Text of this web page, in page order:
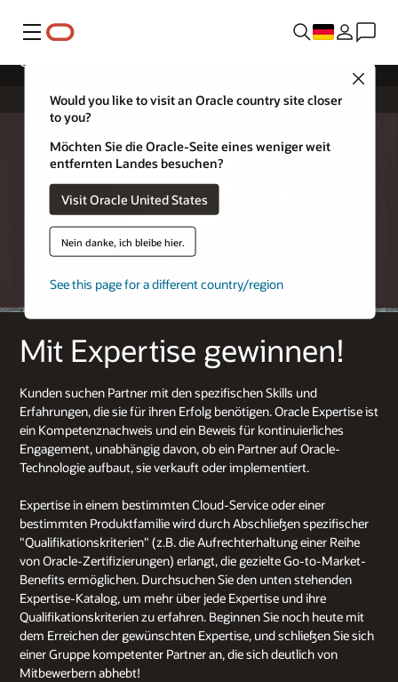
Menü
Would you like to visit an Oracle country site closer
to you?
Möchten Sie die Oracle-Seite eines weniger weit
entfernten Landes besuchen?
Visit Oracle United States
Nein danke, ich bleibe hier.
See this page for a different country/region
Mit Expertise gewinnen!
Kunden suchen Partner mit den spezifischen Skills und
Erfahrungen, die sie für ihren Erfolg benötigen. Oracle Expertise ist
ein Kompetenznachweis und ein Beweis für kontinuierliches
Engagement, unabhängig davon, ob ein Partner auf Oracle-
Technologie aufbaut, sie verkauft oder implementiert.
Expertise in einem bestimmten Cloud-Service oder einer
bestimmten Produktfamilie wird durch Abschließen spezifischer
"Qualifikationskriterien" (z.B. die Aufrechterhaltung einer Reihe
von Oracle-Zertifizierungen) erlangt, die gezielte Go-to-Market-
Benefits ermöglichen. Durchsuchen Sie den unten stehenden
Expertise-Katalog, um mehr über jede Expertise und ihre
Qualifikationskriterien zu erfahren. Beginnen Sie noch heute mit
dem Erreichen der gewünschten Expertise, und schließen Sie sich
einer Gruppe kompetenter Partner an, die sich deutlich von
Mitbewerbern abhebt!
Cloud-Service - Branchenanwendungen